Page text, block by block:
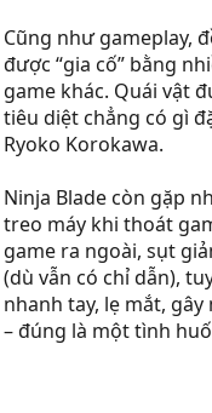
Cũng như gameplay,
được “gia cố” bằng
game khác. Quái vật
tiêu diệt chẳng có gì
Ryoko Korokawa.
Ninja Blade còn gặp
treo máy khi thoát
game ra ngoài, sụt
(dù vẫn có chỉ dẫn),
nhanh tay, lẹ mắt,
– đúng là một tình